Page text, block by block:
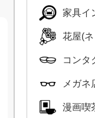
家具イ
花屋(
コンタ
メガネ
漫画喫